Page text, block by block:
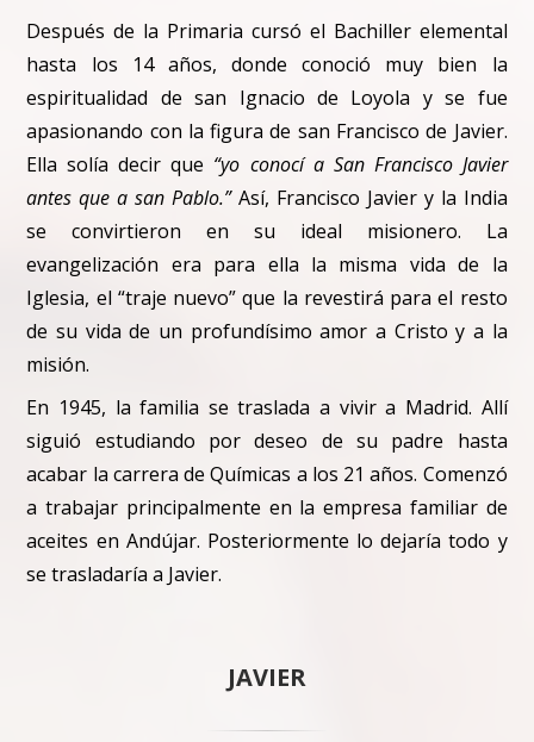
Después de la Primaria cursó el Bachiller elemental
hasta los 14 años, donde conoció muy bien la
espiritualidad de san Ignacio de Loyola y se fue
apasionando con la figura de san Francisco de Javier.
Ella solía decir que “yo conocí a San Francisco Javier
antes que a san Pablo.” Así, Francisco Javier y la India
se convirtieron en su ideal misionero. La
evangelización era para ella la misma vida de la
Iglesia, el “traje nuevo” que la revestirá para el resto
de su vida de un profundísimo amor a Cristo y a la
misión.
En 1945, la familia se traslada a vivir a Madrid. Allí
siguió estudiando por deseo de su padre hasta
acabar la carrera de Químicas a los 21 años. Comenzó
a trabajar principalmente en la empresa familiar de
aceites en Andújar. Posteriormente lo dejaría todo y
se trasladaría a Javier.
JAVIER